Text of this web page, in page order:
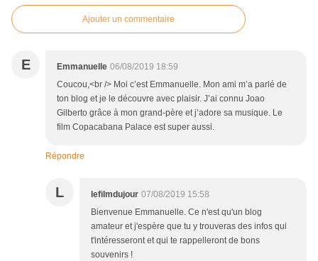
Ajouter un commentaire
E Emmanuelle 06/08/2019 18:59
Coucou,<br /> Moi c’est Emmanuelle. Mon ami m’a parlé de
ton blog et je le découvre avec plaisir. J’ai connu Joao
Gilberto grâce à mon grand-père et j’adore sa musique. Le
film Copacabana Palace est super aussi.
Répondre
L lefilmdujour 07/08/2019 15:58
Bienvenue Emmanuelle. Ce n'est qu'un blog
amateur et j'espère que tu y trouveras des infos qui
t'intéresseront et qui te rappelleront de bons
souvenirs !